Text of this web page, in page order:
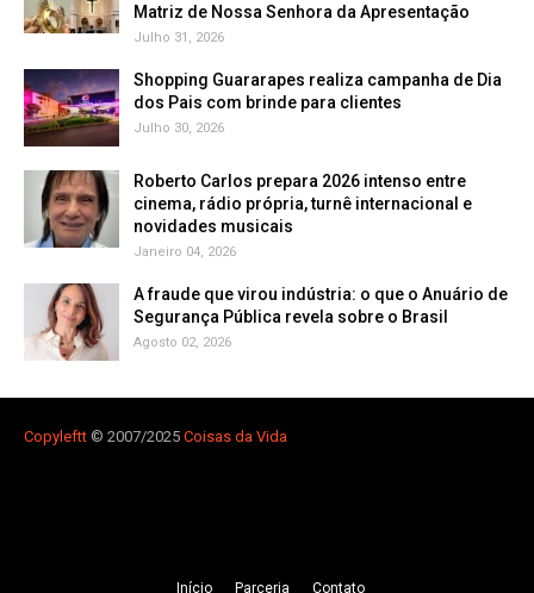
Matriz de Nossa Senhora da Apresentação
Julho 31, 2026
Shopping Guararapes realiza campanha de Dia
dos Pais com brinde para clientes
Julho 30, 2026
Roberto Carlos prepara 2026 intenso entre
cinema, rádio própria, turnê internacional e
novidades musicais
Janeiro 04, 2026
A fraude que virou indústria: o que o Anuário de
Segurança Pública revela sobre o Brasil
Agosto 02, 2026
Copyleftt © 2007/2025 Coisas da Vida
Iní­cio Parceria Contato